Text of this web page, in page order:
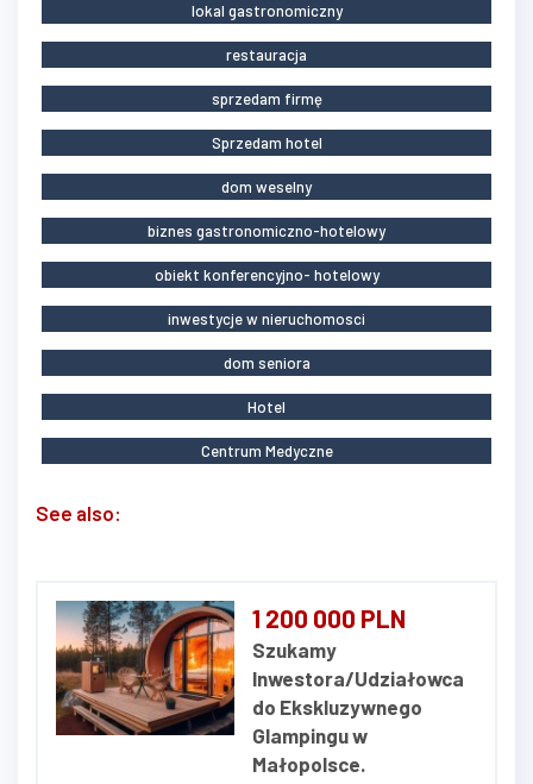
lokal gastronomiczny
restauracja
sprzedam firmę
Sprzedam hotel
dom weselny
biznes gastronomiczno-hotelowy
obiekt konferencyjno- hotelowy
inwestycje w nieruchomosci
dom seniora
Hotel
Centrum Medyczne
See also:
1 200 000 PLN
Szukamy
Inwestora/Udziałowca
do Ekskluzywnego
Glampingu w
Małopolsce.